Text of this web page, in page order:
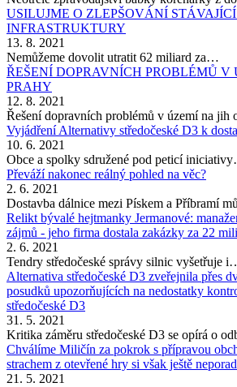
USILUJME O ZLEPŠOVÁNÍ
INFRASTRUKTURY
13. 8. 2021
Nemůžeme dovolit utratit 62 miliard za…
ŘEŠENÍ DOPRAVNÍCH PROBLÉMŮ V
PRAHY
12. 8. 2021
Řešení dopravních problémů v území na
Vyjádření Alternativy středočeské D3 k
10. 6. 2021
Obce a spolky sdružené pod peticí
Převáží nakonec reálný pohled na věc?
2. 6. 2021
Dostavba dálnice mezi Pískem a Příbramí
Relikt bývalé hejtmanky Jermanové:
zájmů - jeho firma dostala zakázky za 22
2. 6. 2021
Tendry středočeské správy silnic vyšetřuje
Alternativa středočeské D3 zveřejnila přes
posudků upozorňujících na nedostatky
středočeské D3
31. 5. 2021
Kritika záměru středočeské D3 se opírá o
Chválíme Miličín za pokrok s přípravou
strachem z otevřené hry si však ještě
21. 5. 2021